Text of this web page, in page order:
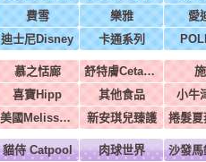
費雪 樂雅
愛
迪士尼Disney 卡通系列
慕之恬廊 舒特膚Cetaphil
喜寶Hipp 其他食品
小牛
美國Melissa & Doug 新安琪兒臻護
貓侍 Catpool
肉球世界